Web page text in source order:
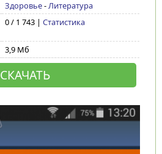
Здоровье-Литература
0 / 1 743 | Статистика
3,9 Мб
СКАЧАТЬ